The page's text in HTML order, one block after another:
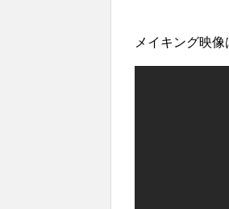
メイキング映像